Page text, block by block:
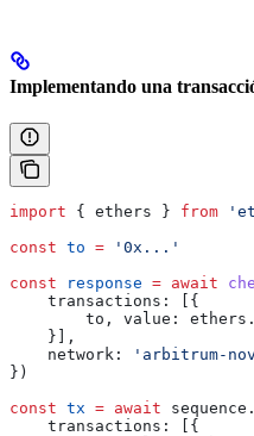
Implementando una
import { ethers } from
const to = '0x...'
const response = await
    transactions:
[{
        to
, value: ethers .
    }],
    network:
'arbitrum-
})
const tx = await sequence .
    transactions:
[{